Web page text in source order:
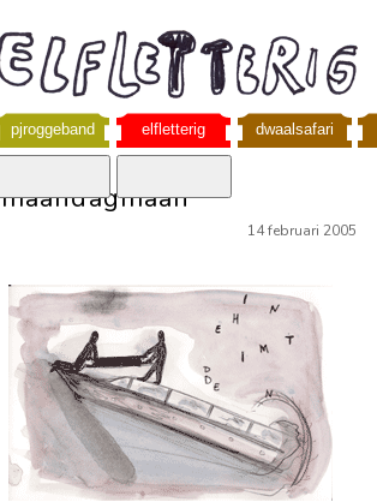
pjroggeband elfletterig dwaalsafari
maandagmaan
14 februari 2005